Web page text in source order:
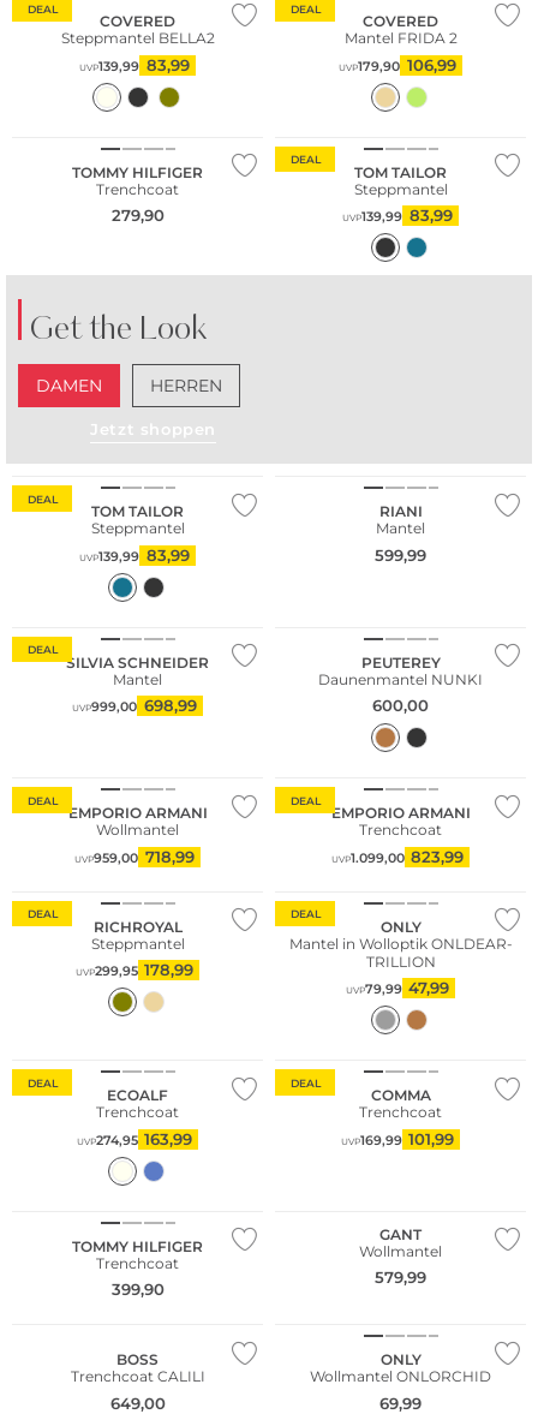
DEAL
COVERED
Steppmantel BELLA2
UVP139,99 83,99
DEAL
COVERED
Mantel FRIDA 2
UVP179,90 106,99
TOMMY HILFIGER
Trenchcoat
279,90
DEAL
TOM TAILOR
Steppmantel
UVP139,99 83,99
Get the Look
DAMEN HERREN
Jetzt shoppen
DEAL
TOM TAILOR
Steppmantel
UVP139,99 83,99
RIANI
Mantel
599,99
DEAL
SILVIA SCHNEIDER
Mantel
UVP999,00 698,99
PEUTEREY
Daunenmantel NUNKI
600,00
DEAL
EMPORIO ARMANI
Wollmantel
UVP959,00 718,99
DEAL
EMPORIO ARMANI
Trenchcoat
UVP1.099,00 823,99
DEAL
RICHROYAL
Steppmantel
UVP299,95 178,99
DEAL
ONLY
Mantel in Wolloptik ONLDEAR-
TRILLION
UVP79,99 47,99
DEAL
ECOALF
Trenchcoat
UVP274,95 163,99
DEAL
COMMA
Trenchcoat
UVP169,99 101,99
TOMMY HILFIGER
Trenchcoat
399,90
GANT
Wollmantel
579,99
BOSS
Trenchcoat CALILI
649,00
ONLY
Wollmantel ONLORCHID
69,99
NEU